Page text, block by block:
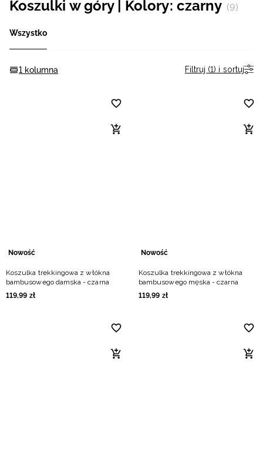
Koszulki w góry | Kolory: czarny (9)
Wszystko
1 kolumna Filtruj (1) i sortuj
Nowość
Koszulka trekkingowa z włókna
bambusowego damska - czarna
119,99 zł
Nowość
Koszulka trekkingowa z włókna
bambusowego męska - czarna
119,99 zł
Niemiecki / EUR
Słowacki / EUR